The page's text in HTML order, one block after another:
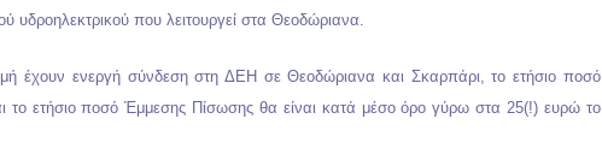
υδροηλεκτρικού που λειτουργεί στα Θεοδώριανα.
έχουν ενεργή σύνδεση στη ΔΕΗ σε Θεοδώριανα και Σκαρπάρι, το ετήσιο ποσό
ετήσιο ποσό Έμμεσης Πίσωσης θα είναι κατά μέσο όρο γύρω στα 25(!) ευρώ το